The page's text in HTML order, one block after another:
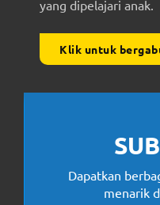
yang dipelajari anak.
Klik untuk
Dapatkan
menarik